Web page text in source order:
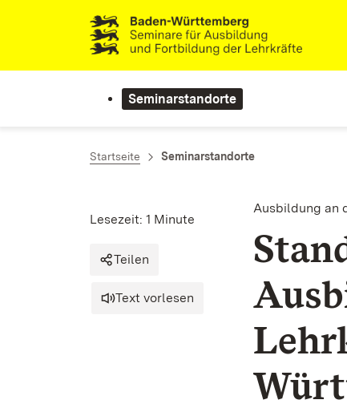
Zum Inhalt springen
Link zur Startseite
Seminarstandorte
Startseite Seminarstandorte
Ausbildung an
Lesezeit: 1 Minute
Teilen
Text vorlesen